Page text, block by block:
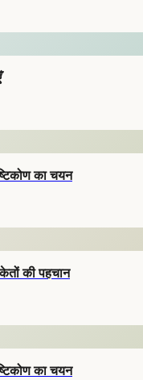
का चयन
की पहचान
का चयन